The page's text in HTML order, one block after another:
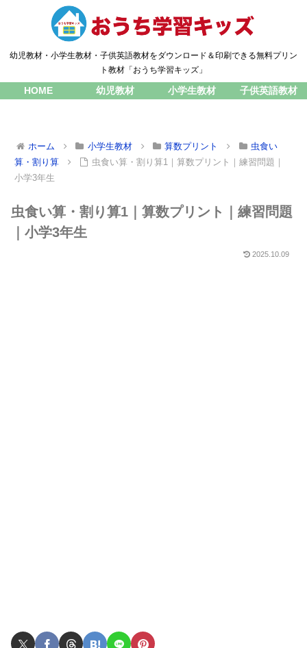
幼児教材・小学生教材・子供英語教材をダウンロード＆印刷できる無料プリン
ト教材「おうち学習キッズ」
HOME 幼児教材 小学生教材 子供英語教材
ホーム 小学生教材 算数プリント
虫食い
算・割り算
虫食い算・割り算1｜算数プリント｜練習問題｜
小学3年生
虫食い算・割り算1｜算数プリント｜練習問題
｜小学3年生
2025.10.09